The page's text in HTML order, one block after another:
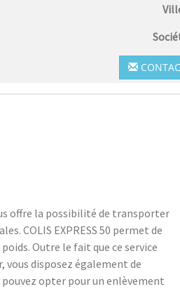
offre la possibilité de transporter
COLIS EXPRESS 50 permet de
Outre le fait que ce service
disposez également de
opter pour un enlèvement